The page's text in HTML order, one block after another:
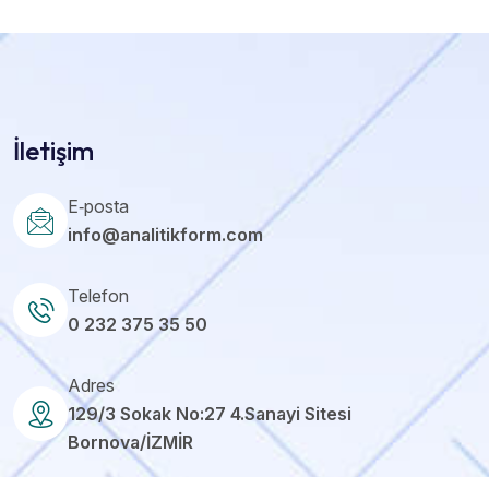
İletişim
E‑posta
info@analitikform.com
Telefon
0 232 375 35 50
Adres
129/3 Sokak No:27 4.Sanayi Sitesi
Bornova/İZMİR